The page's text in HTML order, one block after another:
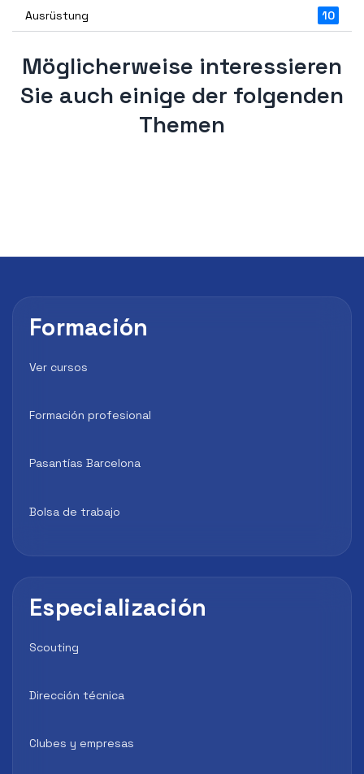
Ausrüstung 10
Möglicherweise interessieren
Sie auch einige der folgenden
Themen
Formación
Ver cursos
Formación profesional
Pasantías Barcelona
Bolsa de trabajo
Especialización
Scouting
Dirección técnica
Clubes y empresas